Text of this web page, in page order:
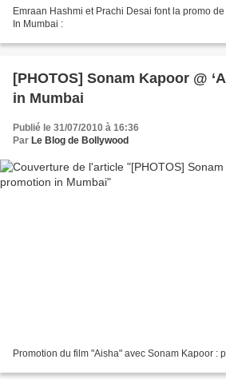
Emraan Hashmi et Prachi Desai font la promo
In Mumbai :
[PHOTOS] Sonam Kapoor @
in Mumbai
Publié le 31/07/2010 à 16:36
Par Le Blog de Bollywood
Promotion du film "Aisha" avec Sonam Kapoor :